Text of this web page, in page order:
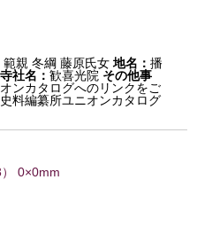
範親 冬綱 藤原氏女 地名：播
寺社名：歓喜光院 その他事
ンカタログへのリンクをご
史料編纂所ユニオンカタログ
） 0×0mm